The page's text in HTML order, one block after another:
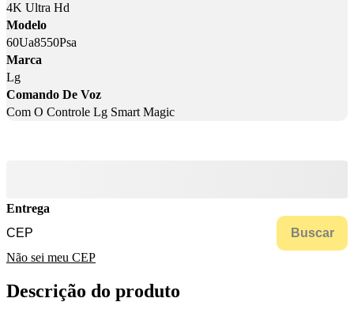
4K Ultra Hd
Modelo
60Ua8550Psa
Marca
Lg
Comando De Voz
Com O Controle Lg Smart Magic
Entrega
Buscar
Não sei meu CEP
Descrição do produto